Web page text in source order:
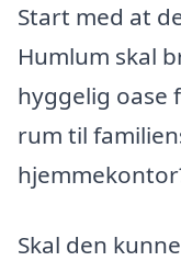
Start med at
Humlum skal
hyggelig oase
rum til
Skal den